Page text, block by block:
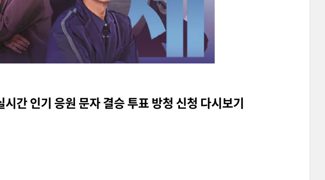
간 인기 응원 문자 결승 투표 방청 신청 다시보기